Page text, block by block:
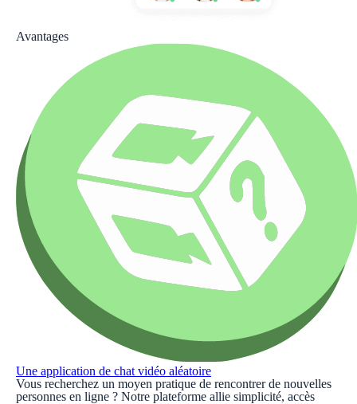
Avantages
Une application de chat vidéo aléatoire
Vous recherchez un moyen pratique de rencontrer de nouvelles
personnes en ligne ? Notre plateforme allie simplicité, accès